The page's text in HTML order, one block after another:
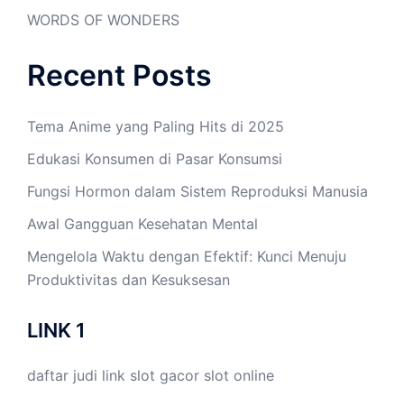
WORDS OF WONDERS
Recent Posts
Tema Anime yang Paling Hits di 2025
Edukasi Konsumen di Pasar Konsumsi
Fungsi Hormon dalam Sistem Reproduksi Manusia
Awal Gangguan Kesehatan Mental
Mengelola Waktu dengan Efektif: Kunci Menuju
Produktivitas dan Kesuksesan
LINK 1
daftar judi link slot gacor slot online